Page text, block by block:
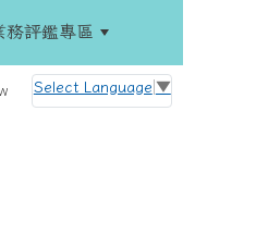
評鑑專區
Select Language ▼